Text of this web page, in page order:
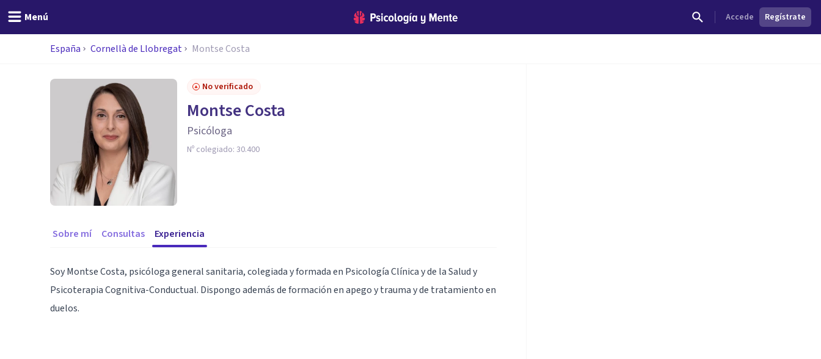
Menú Accede Regístrate
España Cornellà de Llobregat Montse Costa
No verificado
Montse Costa
Psicóloga
Nº colegiado: 30.400
Sobre mí Consultas Experiencia
Soy Montse Costa, psicóloga general sanitaria, colegiada y formada en Psicología Clínica y de la Salud y
Psicoterapia Cognitiva-Conductual. Dispongo además de formación en apego y trauma y de tratamiento en
duelos.